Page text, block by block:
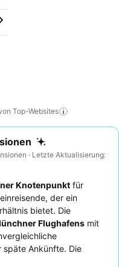
Top-Websites
· Letzte Aktualisierung:
Knotenpunkt für
der ein
bietet. Die
Flughafens mit
späte Ankünfte. Die